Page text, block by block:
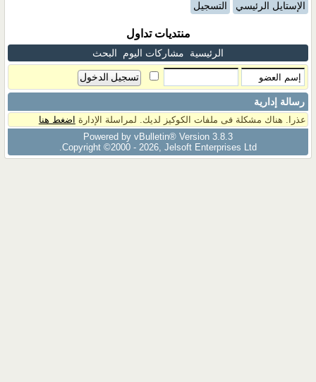
الإستايل الرئيسي التسجيل
منتديات تداول
الرئيسية مشاركات اليوم البحث
رسالة إدارية
عذرا. هناك مشكلة فى ملفات الكوكيز لديك. لمراسلة الإدارة اضغط هنا
Powered by vBulletin® Version 3.8.3
Copyright ©2000 - 2026, Jelsoft Enterprises Ltd.